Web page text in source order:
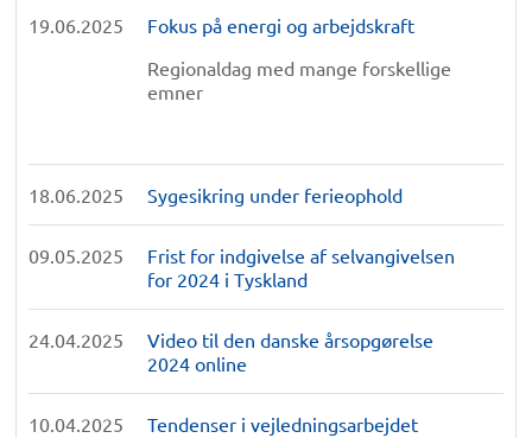
19.06.2025
Fokus på energi og arbejdskraft
Regionaldag med mange forskellige
emner
18.06.2025 Sygesikring under ferieophold
09.05.2025
Frist for indgivelse af selvangivelsen
for 2024 i Tyskland
24.04.2025
Video til den danske årsopgørelse
2024 online
10.04.2025 Tendenser i vejledningsarbejdet